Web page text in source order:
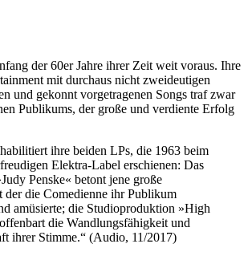
der 60er Jahre ihrer Zeit weit voraus. Ihre
mit durchaus nicht zweideutigen
und gekonnt vorgetragenen Songs traf zwar
Publikums, der große und verdiente Erfolg
ihre beiden LPs, die 1963 beim
Elektra-Label erschienen: Das
Penske« betont jene große
der die Comedienne ihr Publikum
amüsierte; die Studioproduktion »High
die Wandlungsfähigkeit und
ihrer Stimme.“ (Audio, 11/2017)